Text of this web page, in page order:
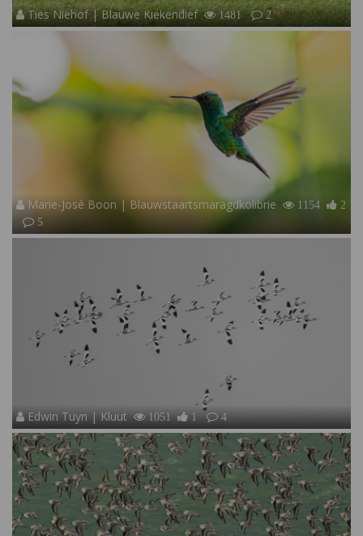
Ties Niehof | Blauwe Kiekendief 1481 2
Marie-José Boon | Blauwstaartsmaragdkolibrie 1154
2
5
Edwin Tuyn | Kluut 1051 1 4